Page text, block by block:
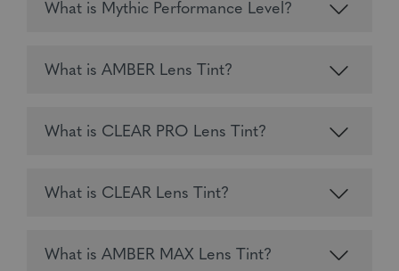
What is Mythic Performance Level?
What is AMBER Lens Tint?
What is CLEAR PRO Lens Tint?
What is CLEAR Lens Tint?
What is AMBER MAX Lens Tint?